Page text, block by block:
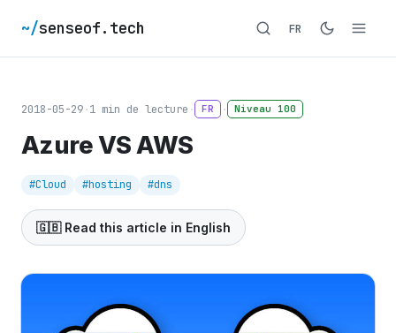
~/senseof.tech FR
2018-05-29·1 min de lecture · FR · Niveau 100
Azure VS AWS
#Cloud #hosting #dns
🇬🇧 Read this article in English